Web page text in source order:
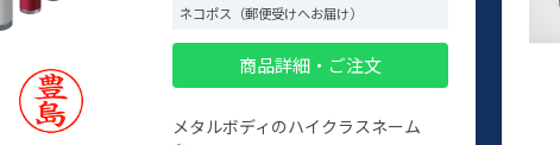
ネコポス（郵便受けへお届け）
商品詳細・ご注文
メタルボディのハイクラスネーム